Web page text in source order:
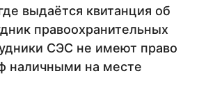
выдаётся квитанция об
правоохранительных
СЭС не имеют право
наличными на месте